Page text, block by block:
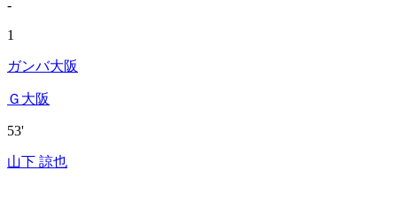
-
1
ガンバ大阪
Ｇ大阪
53'
山下 諒也